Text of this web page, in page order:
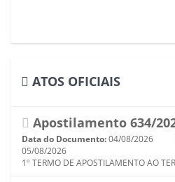
ATOS OFICIAIS
Apostilamento 634/
Data do Documento:04/08/2026
05/08/2026
1º TERMO DE APOSTILAMENTO AO